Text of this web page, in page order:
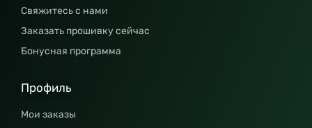
Свяжитесь с нами
Заказать прошивку сейчас
Бонусная программа
Профиль
Мои заказы